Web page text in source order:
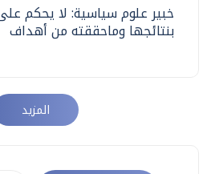
خبير علوم سياسية: لا يحكم على
بنتائجها وماحققته من أهداف
المزيد